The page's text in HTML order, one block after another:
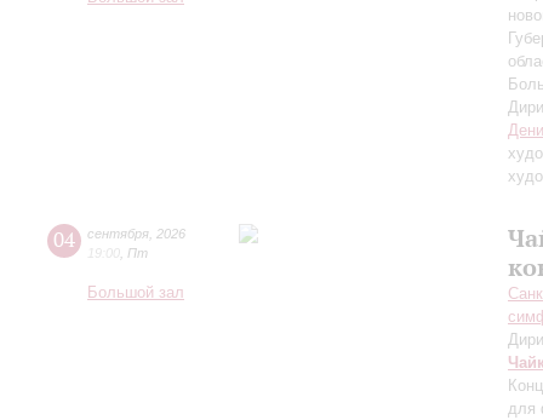
04 сентября 2026
19:00 Пт
Большой зал
для